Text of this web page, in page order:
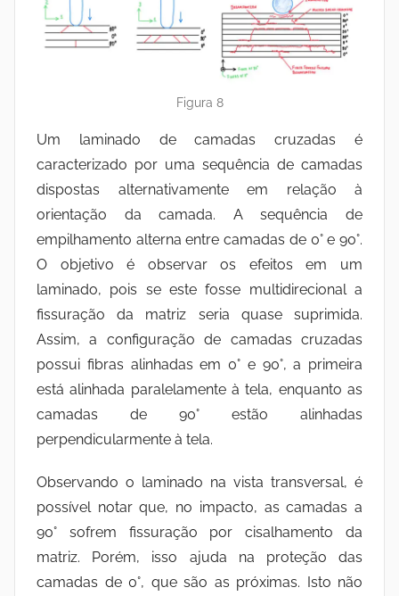
Figura 8
Um laminado de camadas cruzadas é
caracterizado por uma sequência de camadas
dispostas alternativamente em relação à
orientação da camada. A sequência de
empilhamento alterna entre camadas de 0° e 90°.
O objetivo é observar os efeitos em um
laminado, pois se este fosse multidirecional a
fissuração da matriz seria quase suprimida.
Assim, a configuração de camadas cruzadas
possui fibras alinhadas em 0° e 90°, a primeira
está alinhada paralelamente à tela, enquanto as
camadas de 90° estão alinhadas
perpendicularmente à tela.
Observando o laminado na vista transversal, é
possível notar que, no impacto, as camadas a
90° sofrem fissuração por cisalhamento da
matriz. Porém, isso ajuda na proteção das
camadas de 0°, que são as próximas. Isto não